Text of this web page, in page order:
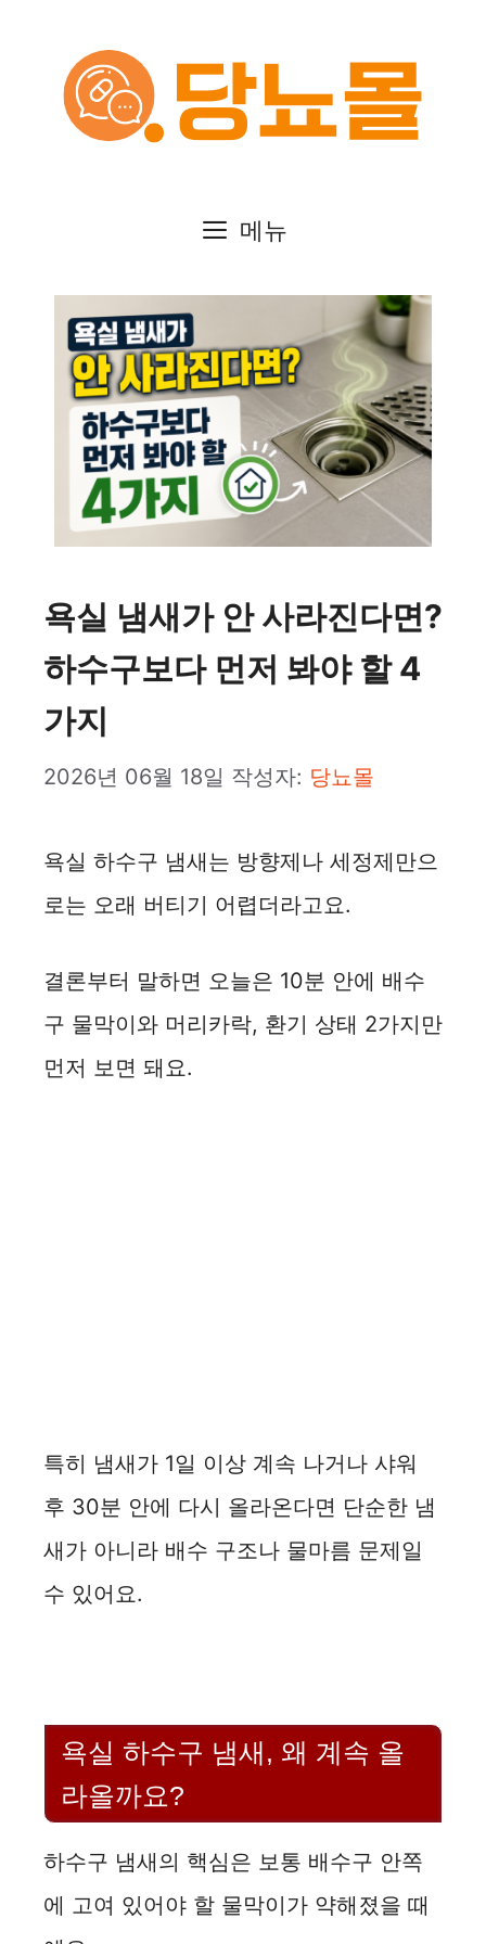
메뉴
욕실 냄새가 안 사라진다면?
하수구보다 먼저 봐야 할 4
가지
2026년 06월 18일 작성자: 당뇨몰
욕실 하수구 냄새는 방향제나 세정제만으
로는 오래 버티기 어렵더라고요.
결론부터 말하면 오늘은 10분 안에 배수
구 물막이와 머리카락, 환기 상태 2가지만
먼저 보면 돼요.
특히 냄새가 1일 이상 계속 나거나 샤워
후 30분 안에 다시 올라온다면 단순한 냄
새가 아니라 배수 구조나 물마름 문제일
수 있어요.
욕실 하수구 냄새, 왜 계속 올
라올까요?
하수구 냄새의 핵심은 보통 배수구 안쪽
에 고여 있어야 할 물막이가 약해졌을 때